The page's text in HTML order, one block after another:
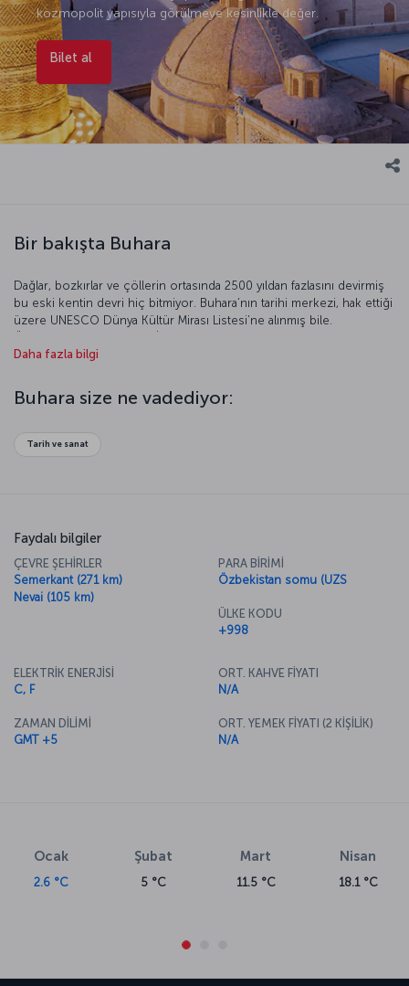
kozmopolit yapısıyla görülmeye kesinlikle değer.
Bilet al
Bir bakışta Buhara
Dağlar, bozkırlar ve çöllerin ortasında 2500 yıldan fazlasını devirmiş
bu eski kentin devri hiç bitmiyor. Buhara’nın tarihi merkezi, hak ettiği
üzere UNESCO Dünya Kültür Mirası Listesi’ne alınmış bile.
boyunca Moğollar, Sasaniler ve Karahanlılar’a başkentlik yapmasının
gibi tarihe mâl olan bilginleri yetiştiren şehir, günümüzde gezginler
için gizemli bir cazibe merkezi.
Daha fazla bilgi
Buhara size ne vadediyor:
Tarih ve sanat
Faydalı bilgiler
ÇEVRE ŞEHİRLER
Semerkant (271 km)
Nevai (105 km)
PARA BİRİMİ
Özbekistan somu (UZS
ÜLKE KODU
+998
ELEKTRİK ENERJİSİ
C, F
ZAMAN DİLİMİ
GMT +5
ORT. KAHVE FİYATI
N/A
ORT. YEMEK FİYATI (2 KİŞİLİK)
N/A
Ocak
2.6 °C
Şubat
5 °C
Mart
11.5 °C
Nisan
18.1 °C